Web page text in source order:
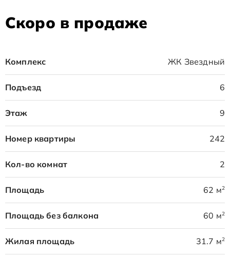
Скоро в продаже
Комплекс ЖК Звездный
Подъезд 6
Этаж 9
Номер квартиры 242
Кол-во комнат 2
Площадь 62 м2
Площадь без балкона 60 м2
Жилая площадь 31.7 м2